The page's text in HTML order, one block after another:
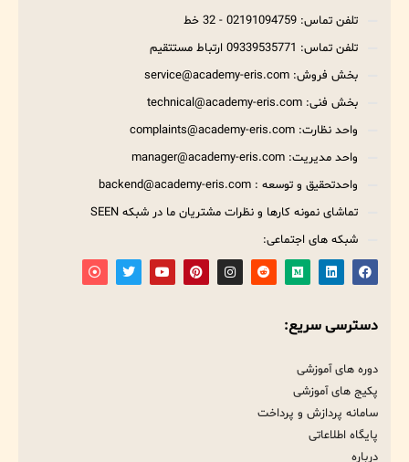
تلفن تماس: 02191094759 - 32 خط
تلفن تماس: 09339535771 ارتباط مستتقیم
بخش فروش: service@academy-eris.com
بخش فنی: technical@academy-eris.com
واحد نظارت: complaints@academy-eris.com
واحد مدیریت: manager@academy-eris.com
واحدتحقیق و توسعه : backend@academy-eris.com
تماشای نمونه کارها و نظرات مشتریان ما در شبکه SEEN
شبکه های اجتماعی:
دسترسی سریع:
دوره های آموزشی
پکیج های آموزشی
سامانه پردازش و پرداخت
پایگاه اطلاعاتی
درباره